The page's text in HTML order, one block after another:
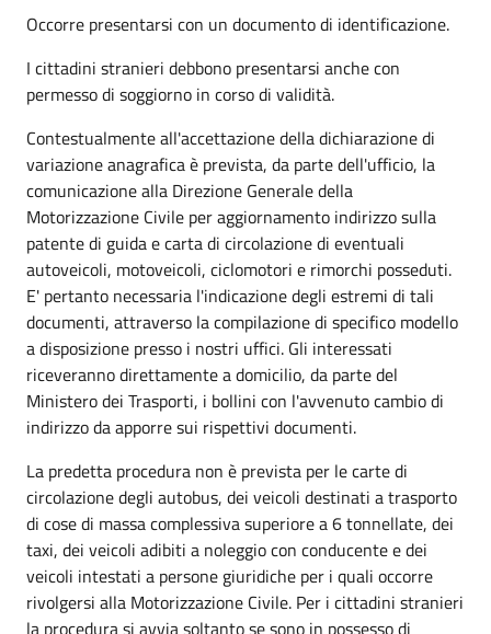
Occorre presentarsi con un documento di identificazione.
I cittadini stranieri debbono presentarsi anche con
permesso di soggiorno in corso di validità.
Contestualmente all'accettazione della dichiarazione di
variazione anagrafica è prevista, da parte dell'ufficio, la
comunicazione alla Direzione Generale della
Motorizzazione Civile per aggiornamento indirizzo sulla
patente di guida e carta di circolazione di eventuali
autoveicoli, motoveicoli, ciclomotori e rimorchi posseduti.
E' pertanto necessaria l'indicazione degli estremi di tali
documenti, attraverso la compilazione di specifico modello
a disposizione presso i nostri uffici. Gli interessati
riceveranno direttamente a domicilio, da parte del
Ministero dei Trasporti, i bollini con l'avvenuto cambio di
indirizzo da apporre sui rispettivi documenti.
La predetta procedura non è prevista per le carte di
circolazione degli autobus, dei veicoli destinati a trasporto
di cose di massa complessiva superiore a 6 tonnellate, dei
taxi, dei veicoli adibiti a noleggio con conducente e dei
veicoli intestati a persone giuridiche per i quali occorre
rivolgersi alla Motorizzazione Civile. Per i cittadini stranieri
la procedura si avvia soltanto se sono in possesso di